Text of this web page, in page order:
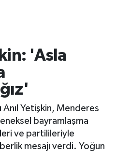
'Asla
Anıl Yetişkin, Menderes
bayramlaşma
ve partilileriyle
mesajı verdi. Yoğun